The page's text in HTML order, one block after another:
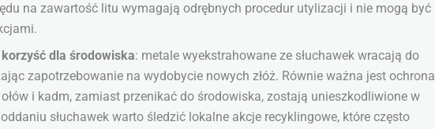
na zawartość litu wymagają odrębnych procedur utylizacji i nie mogą być
dla środowiska: metale wyekstrahowane ze słuchawek wracają do
zapotrzebowanie na wydobycie nowych złóż. Równie ważna jest ochrona
i kadm, zamiast przenikać do środowiska, zostają unieszkodliwione w
słuchawek warto śledzić lokalne akcje recyklingowe, które często